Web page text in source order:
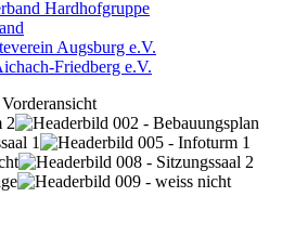
Hardhofgruppe
Augsburg e.V.
Friedberg e.V.